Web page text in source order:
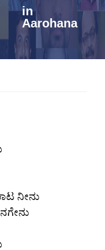
in
Aarohana
ನೀನು